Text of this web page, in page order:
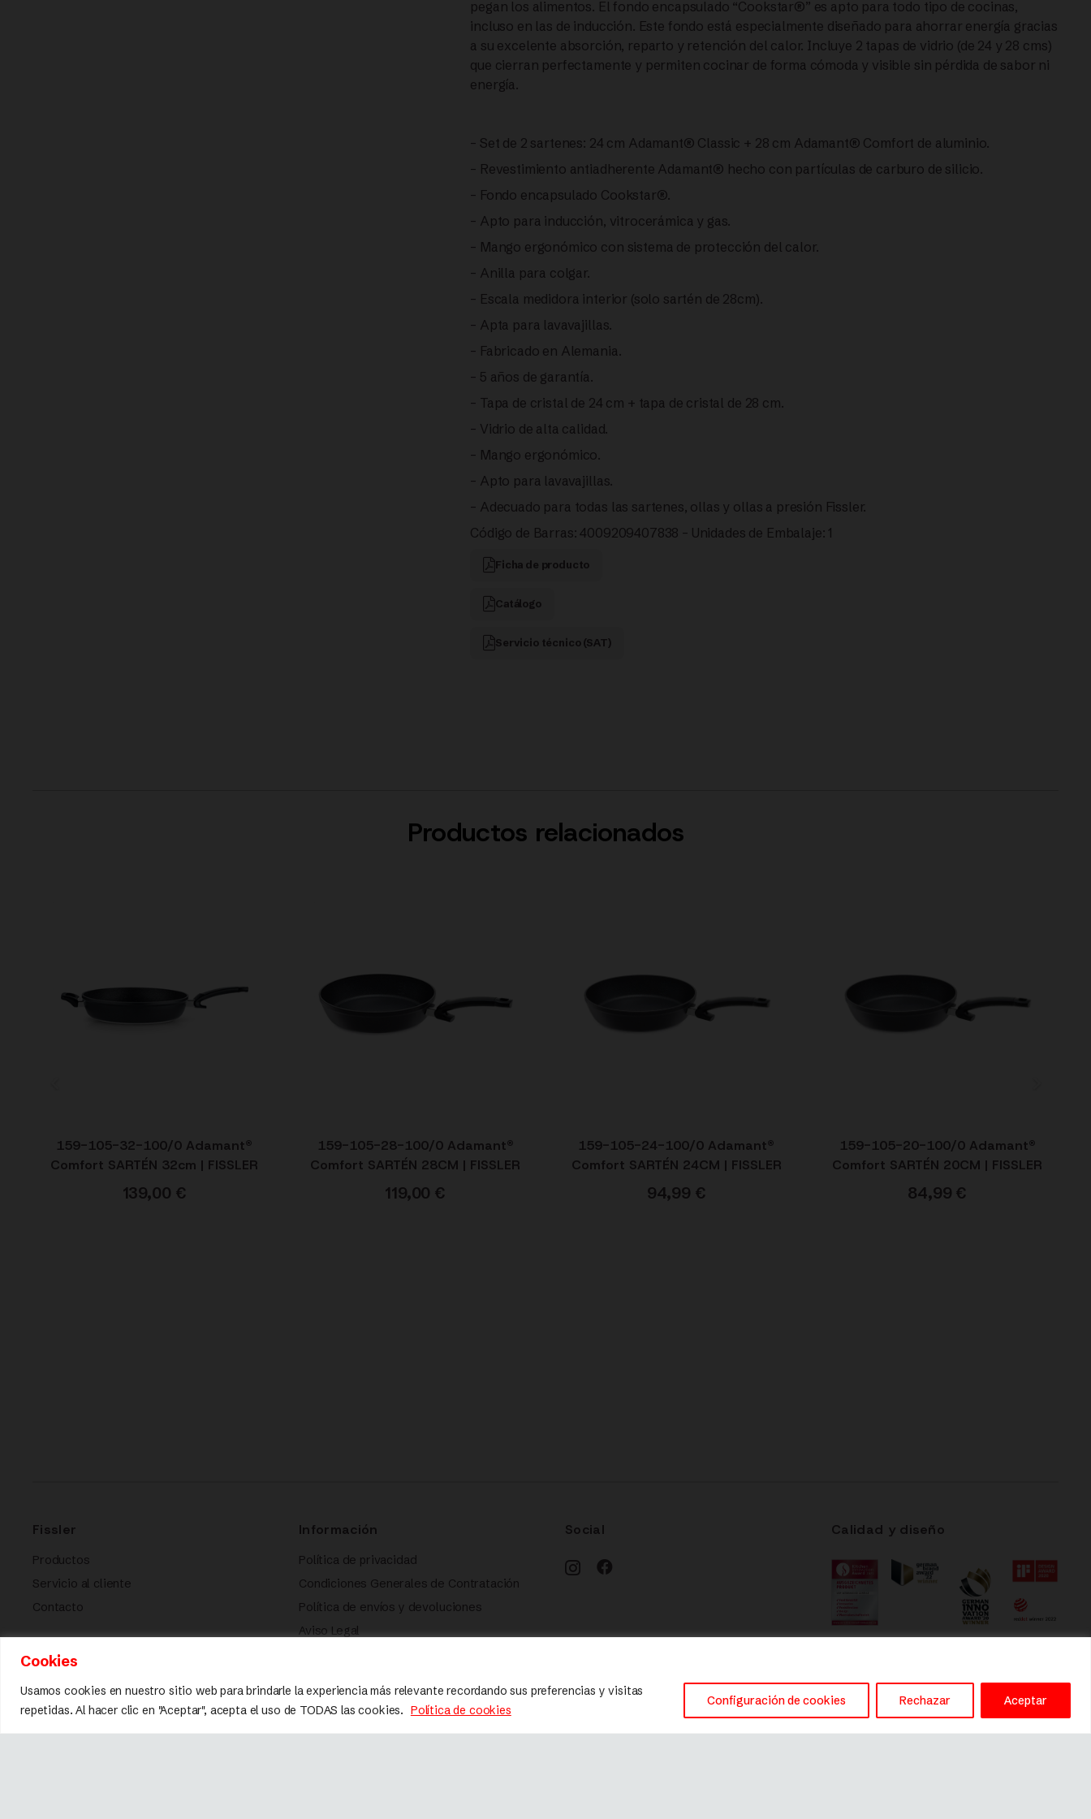
Cookies
Usamos cookies en nuestro sitio web para brindarle la experiencia más relevante recordando sus preferencias y visitas
repetidas. Al hacer clic en "Aceptar", acepta el uso de TODAS las cookies. Política de cookies
Configuración de cookies Rechazar Aceptar
SARTENES
Adamant®
28
cm +
Classic
cm +
TAPAS
|
FISSLER
cantidad
pegan los alimentos. El fondo encapsulado “Cookstar®” es apto para todo tipo de cocinas,
incluso en las de inducción. Este fondo está especialmente diseñado para ahorrar energía gracias
a su excelente absorción, reparto y retención del calor. Incluye 2 tapas de vidrio (de 24 y 28 cms)
que cierran perfectamente y permiten cocinar de forma cómoda y visible sin pérdida de sabor ni
energía.
– Set de 2 sartenes: 24 cm Adamant® Classic + 28 cm Adamant® Comfort de aluminio.
– Revestimiento antiadherente Adamant® hecho con partículas de carburo de silicio.
– Fondo encapsulado Cookstar®.
– Apto para inducción, vitrocerámica y gas.
– Mango ergonómico con sistema de protección del calor.
– Anilla para colgar.
– Escala medidora interior (solo sartén de 28cm).
– Apta para lavavajillas.
– Fabricado en Alemania.
– 5 años de garantía.
– Tapa de cristal de 24 cm + tapa de cristal de 28 cm.
– Vidrio de alta calidad.
– Mango ergonómico.
– Apto para lavavajillas.
– Adecuado para todas las sartenes, ollas y ollas a presión Fissler.
Código de Barras: 4009209407838 – Unidades de Embalaje: 1
Ficha de producto
Catálogo
Servicio técnico (SAT)
Productos relacionados
159-105-32-100/0 Adamant®
Comfort SARTÉN 32cm | FISSLER
139,00 €
159-105-28-100/0 Adamant®
Comfort SARTÉN 28CM | FISSLER
119,00 €
159-105-24-100/0 Adamant®
Comfort SARTÉN 24CM | FISSLER
94,99 €
159-105-20-100/0 Adamant®
Comfort SARTÉN 20CM | FISSLER
84,99 €
Fissler
Productos
Servicio al cliente
Contacto
Información
Política de privacidad
Condiciones Generales de Contratación
Política de envíos y devoluciones
Aviso Legal
Social Calidad y diseño